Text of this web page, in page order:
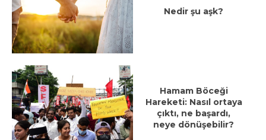
Nedir şu aşk?
Hamam Böceği
Hareketi: Nasıl ortaya
çıktı, ne başardı,
neye dönüşebilir?